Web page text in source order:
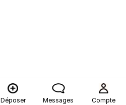
Déposer Messages Compte